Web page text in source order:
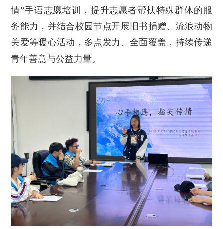
情”手语志愿培训，提升志愿者帮扶特殊群体的服
务能力，并结合校园节点开展旧书捐赠、流浪动物
关爱等暖心活动，多点发力、全面覆盖，持续传递
青年善意与公益力量。